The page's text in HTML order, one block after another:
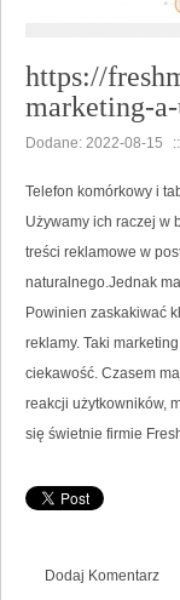
https://
marketing-
Dodane: 2022-08-15 ::
Telefon komórkowy i
Używamy ich raczej w
treści reklamowe w
naturalnego.Jednak
Powinien zaskakiwać
reklamy. Taki
ciekawość. Czasem
reakcji użytkowników,
się świetnie firmie
Dodaj Komentarz